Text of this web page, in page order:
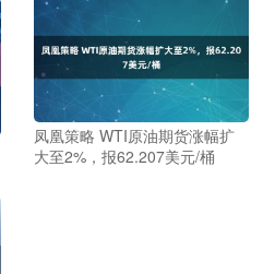
凤凰策略 WTI原油期货涨幅扩
大至2%，报62.207美元/桶